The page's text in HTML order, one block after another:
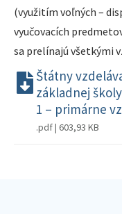
(využitím voľných –
vyučovacích
sa prelínajú všetkými
Štátny
základnej
1 – primárne
.pdf | 603,93 KB